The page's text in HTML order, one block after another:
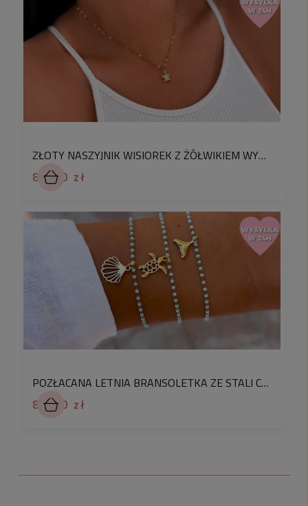
ZŁOTY NASZYJNIK WISIOREK Z ŻÓŁWIKIEM WYSADZANY KRYSZTAŁKAMI STAL CHIRURGICZNA
84,90 zł
POZŁACANA LETNIA BRANSOLETKA ZE STALI CHIRURGICZNEJ Z ŻÓŁWIKIEM BŁĘKITNE KORALIKI
87,90 zł